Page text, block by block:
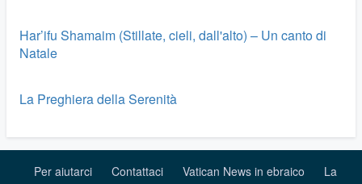
Har’ifu Shamaim (Stillate, cieli, dall'alto) – Un canto di
Natale
La Preghiera della Serenità
Per aiutarci Contattaci Vatican News in ebraico
La